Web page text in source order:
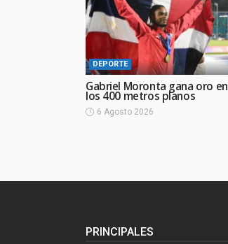
DEPORTE
Gabriel Moronta gana oro en
los 400 metros planos
6 Agosto 2026
PRINCIPALES